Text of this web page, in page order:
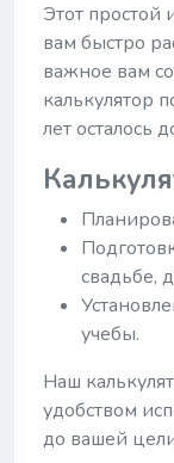
Этот
вам быстро
важное вам
калькулятор
лет осталось
свадьбе,
учебы.
Наш
удобством
до вашей